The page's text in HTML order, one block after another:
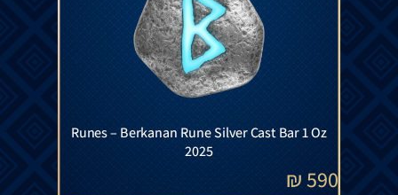
Runes – Berkanan Rune Silver Cast Bar 1 Oz
2025
590
₪